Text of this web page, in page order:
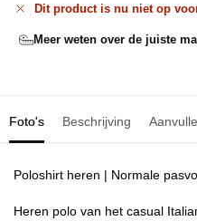
Dit product is nu niet op
Meer weten over de juiste
Foto's Beschrijving
Poloshirt heren | Normale
Heren polo van het casual